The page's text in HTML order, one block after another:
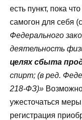
есть пункт, пока
самогон для себя
Федерального
деятельность
целях сбыта
спирт; (в ред.
218-ФЗ)»
ужесточаться
регистрация